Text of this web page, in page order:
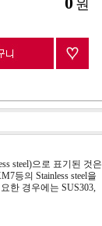
원
steel)으로 표기된 것은
등의 Stainless steel을
한 경우에는 SUS303,